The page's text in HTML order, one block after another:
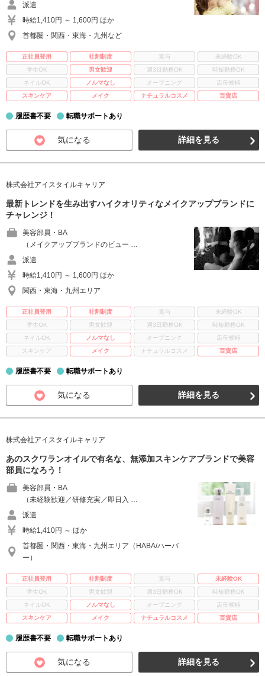
派遣
時給1,410円 ～ 1,600円 ほか
首都圏・関西・東海・九州など
正社員登用 社割制度 賞与
未経験OK
学生OK
男女歓迎 週3日勤務OK
時短勤務OK
ネイルOK
ノルマなし オープニング
店長候補
スキンケア
メイク ナチュラルコスメ 百貨店
履歴書不要 転職サポートあり
気になる 詳細を見る
株式会社アイスタイルキャリア
最新トレンドを生み出すハイクオリティなメイクアップブランドに
チャレンジ！
美容部員・BA
（メイクアップブランドのビュー …
派遣
時給1,410円 ～ 1,600円 ほか
関西・東海・九州エリア
正社員登用 社割制度 賞与
未経験OK
学生OK
男女歓迎 週3日勤務OK
時短勤務OK
ネイルOK
ノルマなし オープニング
店長候補
スキンケア
メイク ナチュラルコスメ 百貨店
履歴書不要 転職サポートあり
気になる 詳細を見る
株式会社アイスタイルキャリア
あのスクワランオイルで有名な、無添加スキンケアブランドで美容
部員になろう！
美容部員・BA
（未経験歓迎／研修充実／即日入 …
派遣
時給1,410円 ～ ほか
首都圏・関西・東海・九州エリア（HABA/ハーバ
ー）
正社員登用 社割制度 賞与
未経験OK
学生OK
男女歓迎 週3日勤務OK
時短勤務OK
ネイルOK
ノルマなし オープニング
店長候補
スキンケア
メイク ナチュラルコスメ 百貨店
履歴書不要 転職サポートあり
気になる 詳細を見る